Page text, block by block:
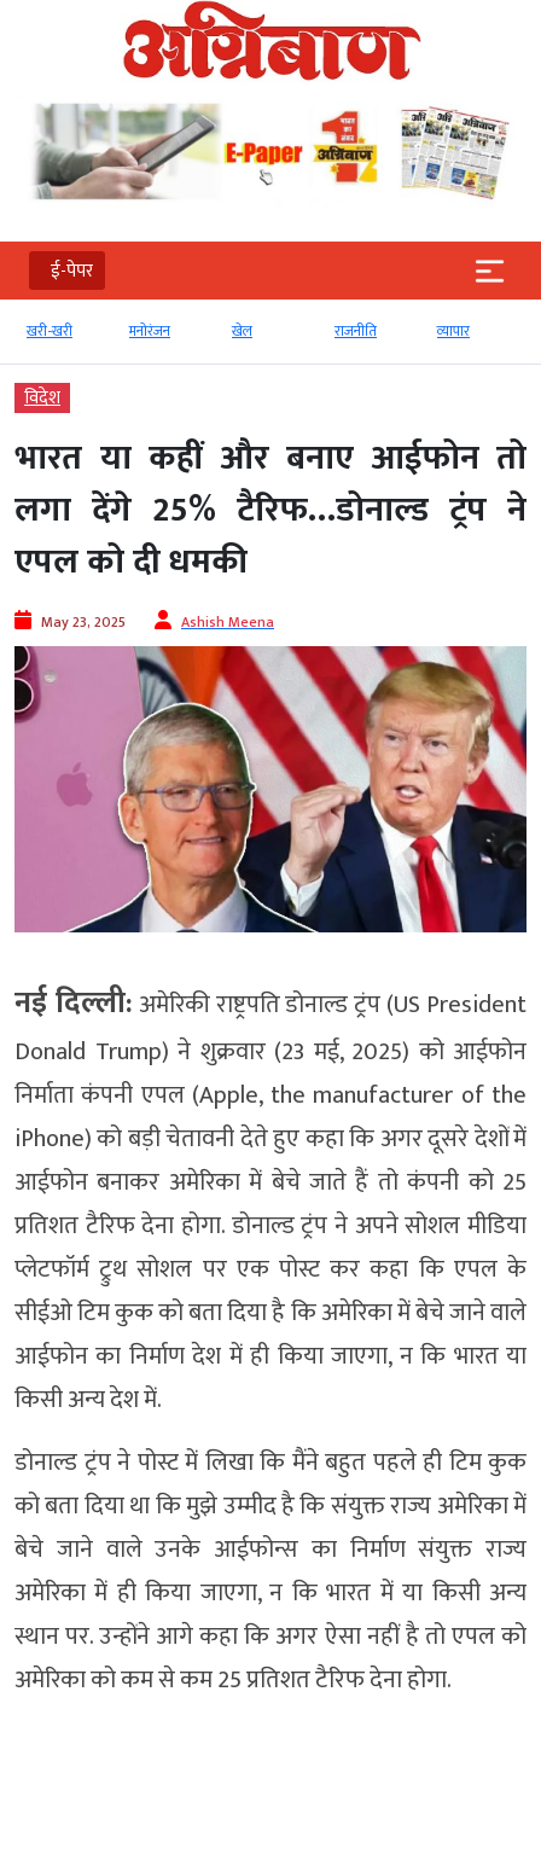
ई-पेपर
खरी-खरी मनोरंजन खेल राजनीति व्‍यापार
विदेश
भारत या कहीं और बनाए आईफोन तो
लगा देंगे 25% टैरिफ…डोनाल्ड ट्रंप ने
एपल को दी धमकी
May 23, 2025 Ashish Meena
नई दिल्ली: अमेरिकी राष्ट्रपति डोनाल्ड ट्रंप (US President
Donald Trump) ने शुक्रवार (23 मई, 2025) को आईफोन
निर्माता कंपनी एपल (Apple, the manufacturer of the
iPhone) को बड़ी चेतावनी देते हुए कहा कि अगर दूसरे देशों में
आईफोन बनाकर अमेरिका में बेचे जाते हैं तो कंपनी को 25
प्रतिशत टैरिफ देना होगा. डोनाल्ड ट्रंप ने अपने सोशल मीडिया
प्लेटफॉर्म ट्रुथ सोशल पर एक पोस्ट कर कहा कि एपल के
सीईओ टिम कुक को बता दिया है कि अमेरिका में बेचे जाने वाले
आईफोन का निर्माण देश में ही किया जाएगा, न कि भारत या
किसी अन्य देश में.
डोनाल्ड ट्रंप ने पोस्ट में लिखा कि मैंने बहुत पहले ही टिम कुक
को बता दिया था कि मुझे उम्मीद है कि संयुक्त राज्य अमेरिका में
बेचे जाने वाले उनके आईफोन्स का निर्माण संयुक्त राज्य
अमेरिका में ही किया जाएगा, न कि भारत में या किसी अन्य
स्थान पर. उन्होंने आगे कहा कि अगर ऐसा नहीं है तो एपल को
अमेरिका को कम से कम 25 प्रतिशत टैरिफ देना होगा.